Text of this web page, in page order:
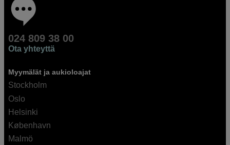
024 809 38 00
Ota yhteyttä
Myymälät ja aukioloajat
Stockholm
Oslo
Helsinki
København
Malmö